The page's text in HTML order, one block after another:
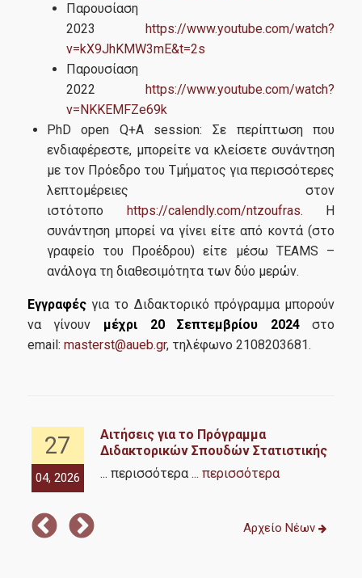
Παρουσίαση
2023https://www.youtube.com/watch?
v=kX9JhKMW3mE&t=2s
Παρουσίαση
2022https://www.youtube.com/watch?
v=NKKEMFZe69k
PhD open Q+A session: Σε περίπτωση που
ενδιαφέρεστε, μπορείτε να κλείσετε συνάντηση
με τον Πρόεδρο του Τμήματος για περισσότερες
λεπτομέρειες στον
ιστότοπο https://calendly.com/ntzoufras. Η
συνάντηση μπορεί να γίνει είτε από κοντά (στο
γραφείο του Προέδρου) είτε μέσω TEAMS –
ανάλογα τη διαθεσιμότητα των δύο μερών.
Εγγραφές για το Διδακτορικό πρόγραμμα μπορούν
να γίνουν μέχρι 20 Σεπτεμβρίου 2024στο
email: masterst@aueb.gr, τηλέφωνο 2108203681.
27
04, 2026
Αιτήσεις για το Πρόγραμμα
Διδακτορικών Σπουδών Στατιστικής
... περισσότερα ... περισσότερα
Αρχείο Νέων